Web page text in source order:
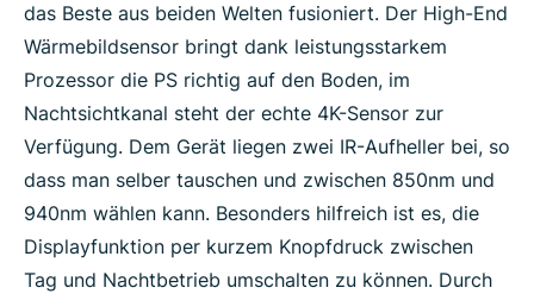
das Beste aus beiden Welten fusioniert. Der High-End
Wärmebildsensor bringt dank leistungsstarkem
Prozessor die PS richtig auf den Boden, im
Nachtsichtkanal steht der echte 4K-Sensor zur
Verfügung. Dem Gerät liegen zwei IR-Aufheller bei, so
dass man selber tauschen und zwischen 850nm und
940nm wählen kann. Besonders hilfreich ist es, die
Displayfunktion per kurzem Knopfdruck zwischen
Tag und Nachtbetrieb umschalten zu können. Durch